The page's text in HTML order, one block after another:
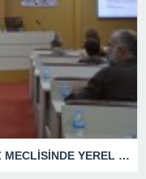
KUŞADASI TİCARET ODASI TEMMUZ MECLİSİNDE YEREL İŞLETMELERE ANLAMLI DESTEK